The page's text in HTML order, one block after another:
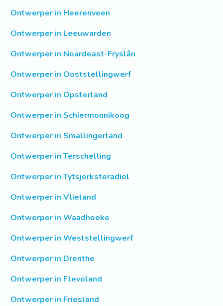
Ontwerper in Heerenveen
Ontwerper in Leeuwarden
Ontwerper in Noardeast-Fryslân
Ontwerper in Ooststellingwerf
Ontwerper in Opsterland
Ontwerper in Schiermonnikoog
Ontwerper in Smallingerland
Ontwerper in Terschelling
Ontwerper in Tytsjerksteradiel
Ontwerper in Vlieland
Ontwerper in Waadhoeke
Ontwerper in Weststellingwerf
Ontwerper in Drenthe
Ontwerper in Flevoland
Ontwerper in Friesland